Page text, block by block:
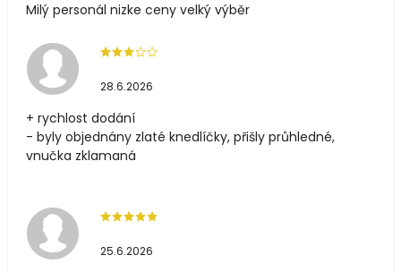
Milý personál nizke ceny velký výběr
28.6.2026
+ rychlost dodání
- byly objednány zlaté knedlíčky, přišly průhledné,
vnučka zklamaná
25.6.2026